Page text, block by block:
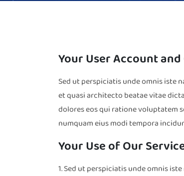
Your User Account
Sed ut perspiciatis unde omnis iste
et quasi architecto beatae vitae
dolores eos qui ratione voluptatem
numquam eius modi tempora
Your Use of Our
1. Sed ut perspiciatis unde omnis